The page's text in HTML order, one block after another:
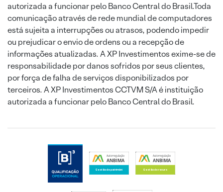
autorizada a funcionar pelo Banco Central do Brasil.Toda
comunicação através de rede mundial de computadores
está sujeita a interrupções ou atrasos, podendo impedir
ou prejudicar o envio de ordens ou a recepção de
informações atualizadas. A XP Investimentos exime-se de
responsabilidade por danos sofridos por seus clientes,
por força de falha de serviços disponibilizados por
terceiros. A XP Investimentos CCTVM S/A é instituição
autorizada a funcionar pelo Banco Central do Brasil.